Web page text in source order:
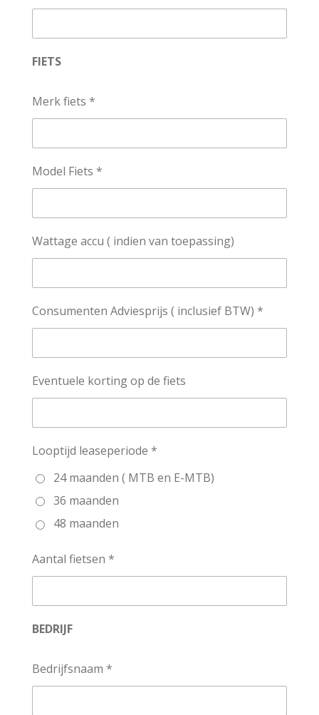
FIETS
Merk fiets *
Model Fiets *
Wattage accu ( indien van toepassing)
Consumenten Adviesprijs ( inclusief BTW) *
Eventuele korting op de fiets
Looptijd leaseperiode *
24 maanden ( MTB en E-MTB)
36 maanden
48 maanden
Aantal fietsen *
BEDRIJF
Bedrijfsnaam *